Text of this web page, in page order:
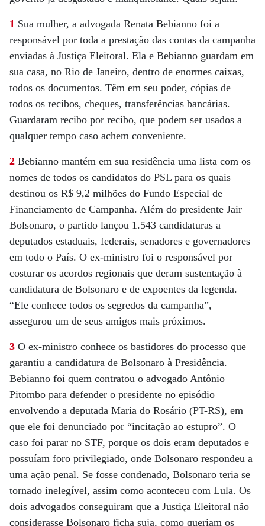
1 Sua mulher, a advogada Renata Bebianno foi a
responsável por toda a prestação das contas da campanha
enviadas à Justiça Eleitoral. Ela e Bebianno guardam em
sua casa, no Rio de Janeiro, dentro de enormes caixas,
todos os documentos. Têm em seu poder, cópias de
todos os recibos, cheques, transferências bancárias.
Guardaram recibo por recibo, que podem ser usados a
qualquer tempo caso achem conveniente.
2 Bebianno mantém em sua residência uma lista com os
nomes de todos os candidatos do PSL para os quais
destinou os R$ 9,2 milhões do Fundo Especial de
Financiamento de Campanha. Além do presidente Jair
Bolsonaro, o partido lançou 1.543 candidaturas a
deputados estaduais, federais, senadores e governadores
em todo o País. O ex-ministro foi o responsável por
costurar os acordos regionais que deram sustentação à
candidatura de Bolsonaro e de expoentes da legenda.
“Ele conhece todos os segredos da campanha”,
assegurou um de seus amigos mais próximos.
3 O ex-ministro conhece os bastidores do processo que
garantiu a candidatura de Bolsonaro à Presidência.
Bebianno foi quem contratou o advogado Antônio
Pitombo para defender o presidente no episódio
envolvendo a deputada Maria do Rosário (PT-RS), em
que ele foi denunciado por “incitação ao estupro”. O
caso foi parar no STF, porque os dois eram deputados e
possuíam foro privilegiado, onde Bolsonaro respondeu a
uma ação penal. Se fosse condenado, Bolsonaro teria se
tornado inelegível, assim como aconteceu com Lula. Os
dois advogados conseguiram que a Justiça Eleitoral não
considerasse Bolsonaro ficha suja, como queriam os